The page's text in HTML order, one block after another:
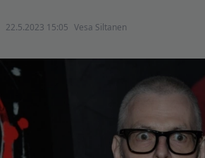
22.5.2023 15:05 Vesa Siltanen